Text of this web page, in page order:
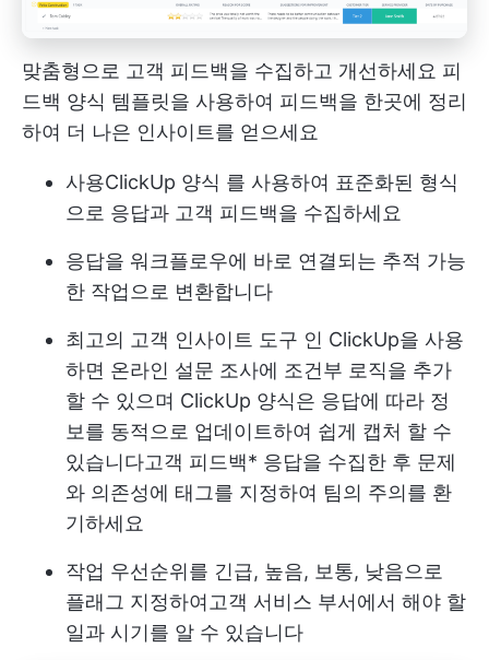
맞춤형으로 고객 피드백을 수집하고 개선하세요 피
드백 양식 템플릿을 사용하여 피드백을 한곳에 정리
하여 더 나은 인사이트를 얻으세요
사용ClickUp 양식 를 사용하여 표준화된 형식
으로 응답과 고객 피드백을 수집하세요
응답을 워크플로우에 바로 연결되는 추적 가능
한 작업으로 변환합니다
최고의 고객 인사이트 도구 인 ClickUp을 사용
하면 온라인 설문 조사에 조건부 로직을 추가
할 수 있으며 ClickUp 양식은 응답에 따라 정
보를 동적으로 업데이트하여 쉽게 캡처 할 수
있습니다고객 피드백* 응답을 수집한 후 문제
와 의존성에 태그를 지정하여 팀의 주의를 환
기하세요
작업 우선순위를 긴급, 높음, 보통, 낮음으로
플래그 지정하여고객 서비스 부서에서 해야 할
일과 시기를 알 수 있습니다